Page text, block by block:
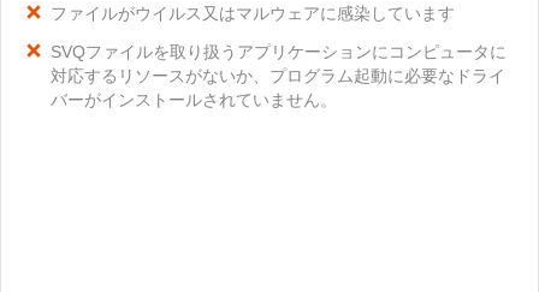
ファイルがウイルス又はマルウェアに感染しています
SVQファイルを取り扱うアプリケーションにコンピュータに
対応するリソースがないか、プログラム起動に必要なドライ
バーがインストールされていません。